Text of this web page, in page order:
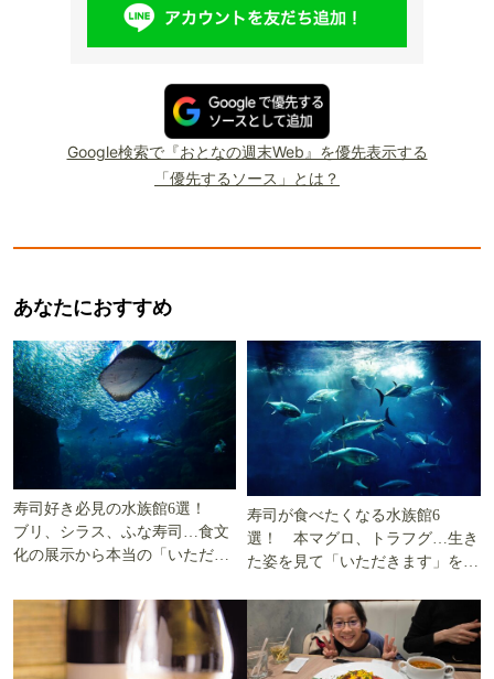
Google検索で『おとなの週末Web』を優先表示する
「優先するソース」とは？
あなたにおすすめ
寿司好き必見の水族館6選！
ブリ、シラス、ふな寿司…食文
化の展示から本当の「いただき
寿司が食べたくなる水族館6
選！ 本マグロ、トラフグ…生き
た姿を見て「いただきます」を考